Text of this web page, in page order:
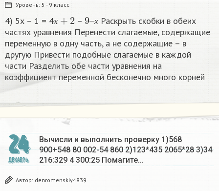
Уровень: 5 - 9 класс
4) 5х – 1 = 4х – х
9х
Раскрыть скобки в обеих
частях уравнения Перенести слагаемые, содержащие
переменную в одну часть, а не содержащие – в
другую Привести подобные слагаемые в каждой
части Разделить обе части уравнения на
коэффициент переменной бесконечно много корней​
24
ДЕКАБРЬ
Вычисли и выполнить проверку 1)568
900+548 80 002-54 860 2)123*435 2065*28 3)34
216:329 4 300:25 Помагите…
Автор: denromenskiy4839